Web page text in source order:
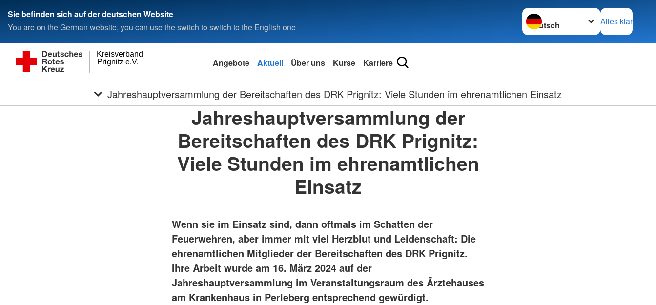
Sie befinden sich auf der deutschen Website
You are on the German website, you can use the switch to switch to the English one
Sprache wechseln zu
Alles klar
Prignitz e.V.
Kreisverband
Angebote Aktuell Über uns Kurse Karriere
Jahreshauptversammlung der Bereitschaften des DRK Prignitz: Viele Stunden im ehrenamtlichen Einsatz
Jahreshauptversammlung der
Bereitschaften des DRK Prignitz:
Viele Stunden im ehrenamtlichen
Einsatz
Wenn sie im Einsatz sind, dann oftmals im Schatten der
Feuerwehren, aber immer mit viel Herzblut und Leidenschaft: Die
ehrenamtlichen Mitglieder der Bereitschaften des DRK Prignitz.
Ihre Arbeit wurde am 16. März 2024 auf der
Jahreshauptversammlung im Veranstaltungsraum des Ärztehauses
am Krankenhaus in Perleberg entsprechend gewürdigt.